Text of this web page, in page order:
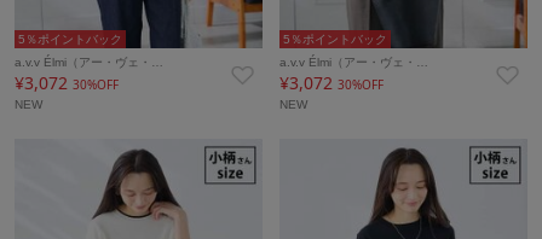
5％ポイントバック
a.v.v Élmi（アー・ヴェ・…
¥3,072 30%OFF
NEW
5％ポイントバック
a.v.v Élmi（アー・ヴェ・…
¥3,07230%OFF
NEW